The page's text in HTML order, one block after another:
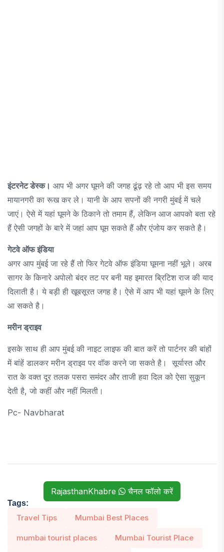
इंटरनेट डेस्क। आप भी अगर घूमने की जगह ढूंढ़ रहे तो आप भी इस समय
मायानगरी का रूख कर ले। यानी के आप सपनों की नगरी मुंबई में चले
जाएं। ऐसे में यहां घूमने के ठिकाने तो तमाम हैं, लेकिन आज आपको बता रहे
हैं ऐसी जगहों के बारे में जहां आप घूम सकते हैं और एंजोय कर सकते है।
गेटवे ऑफ इंडिया
अगर आप मुंबई जा रहे हैं तो फिर गेटवे ऑफ इंडिया घूमना नहीं भूले। अरब
सागर के किनारे अपोलो बंदर तट पर बनी यह इमारत ब्रिटिश राज की याद
दिलाती है। ये बड़ी ही खूबसूरत जगह है। ऐसे में आप भी यहां घूमने के लिए
आ सकते है।
मरीन ड्राइव
इसके साथ ही आप मुंबई की नाइट लाइफ की बात करें तो पार्टनर की बांहों
में बांहें डालकर मरीन ड्राइव पर वॉक करने जा सकते है। सूर्यास्त और
रात के वक्त दूर तलक पसरा समंदर और ताजी हवा दिल को ऐसा सुकून
देती है, जो कहीं और नहीं मिलती।
Pc- Navbharat
RajasthanKhabre चैनल फॉलो करें
Tags:
Travel Tips Mumbai Best Places
mumbai tourist places Mumbai Tourist Place